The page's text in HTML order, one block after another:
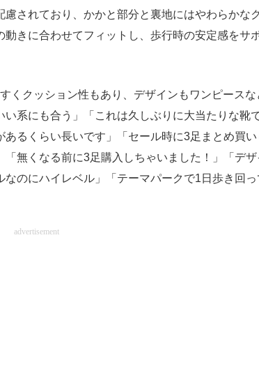
されており、かかと部分と裏地にはやわらかな
きに合わせてフィットし、歩行時の安定感をサ
くクッション性もあり、デザインもワンピースな
系にも合う」「これは久しぶりに大当たりな靴
るくらい長いです」「セール時に3足まとめ買い
無くなる前に3足購入しちゃいました！」「デザ
のにハイレベル」「テーマパークで1日歩き回っ
advertisement